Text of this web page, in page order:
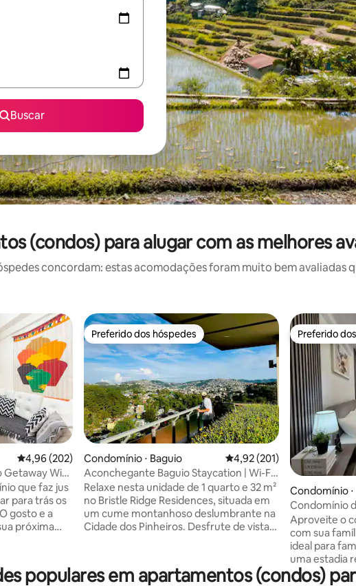
Buscar
(condos) para alugar com as melhores
concordam: estas acomodações foram muito bem avaliadas
4,96 de uma avaliação média de 5, 202 avaliações
4,96 (202)
Getaway Wi-
que faz jus
para trás os
próxima
✔
Preferido dos hóspedes
Preferido dos hóspedes
Condomínio ⋅ Baguio 4,92 de uma avaliação
4,92 (201)
Aconchegante Baguio Staycation | Wi-Fi
rápido | Estacionamento gratuito
Relaxe nesta unidade de 1 quarto e 32 m²
no Bristle Ridge Residences, situada em
um cume montanhoso deslumbrante na
Cidade dos Pinheiros. Desfrute de vistas
famílias, casais ou refúgios tranquilos.
Convenientemente localizado perto do
Preferido
Preferido
Condomínio
Condomínio
decoração
seguro
Aproveite o
com sua
ideal para
uma estadia
Estamos a
populares em apartamentos (condos)